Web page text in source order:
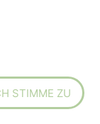
STIMME ZU